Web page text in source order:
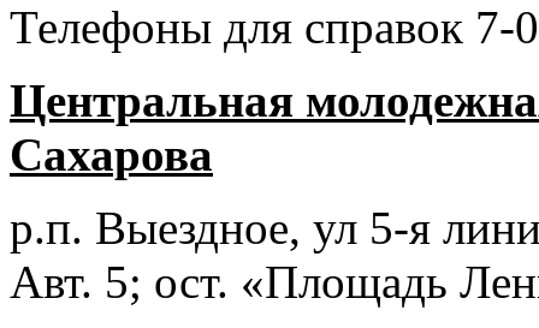
Телефоны для справок 7-
Центральная
Сахарова
р.п. Выездное, ул 5-я
Авт. 5; ост. «Площадь